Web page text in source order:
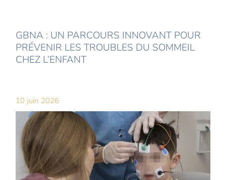
GBNA : UN PARCOURS INNOVANT POUR
PRÉVENIR LES TROUBLES DU SOMMEIL
CHEZ L’ENFANT
10 juin 2026